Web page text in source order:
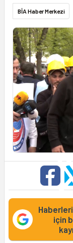
BİA Haber Merkezi
için